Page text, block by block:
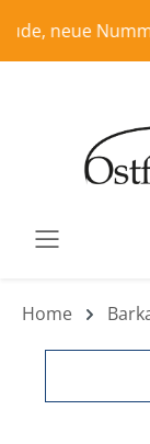
Zumneue
Home